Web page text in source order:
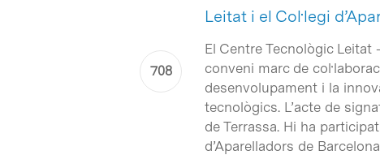
Leitat i el Col·legi
El Centre Tecnològic Leitat
conveni marc de
desenvolupament i la
tecnològics. L’acte de
de Terrassa. Hi ha
d’Aparelladors de